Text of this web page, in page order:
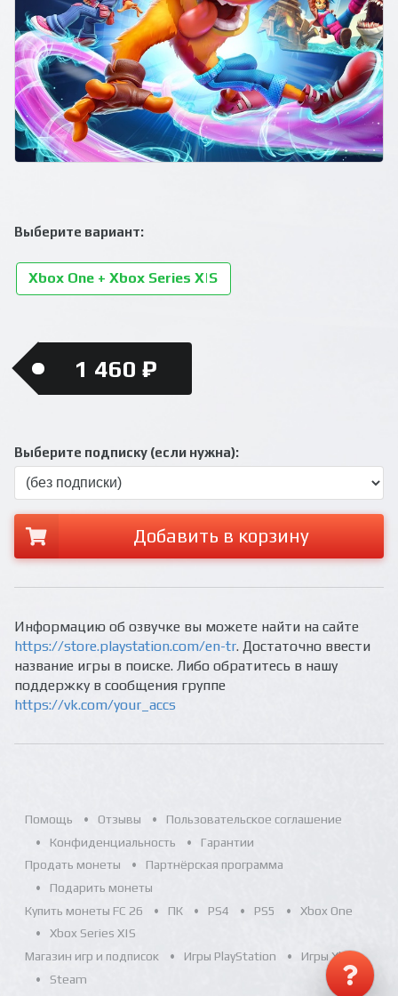
Выберите вариант:
Xbox One + Xbox Series X|S
1 460 ₽
Выберите подписку (если нужна):
Добавить в корзину
Информацию об озвучке вы можете найти на сайте
https://store.playstation.com/en-tr. Достаточно ввести
название игры в поиске. Либо обратитесь в нашу
поддержку в сообщения группе
https://vk.com/your_accs
Помощь Отзывы
Пользовательское соглашение
Конфиденциальность
Гарантии
Продать монеты
Партнёрская программа
Подарить монеты
Купить монеты FC 26
ПК PS4 PS5
Xbox One
Xbox Series X|S
Магазин игр и подписок
Игры PlayStation
Игры Xbox
Steam